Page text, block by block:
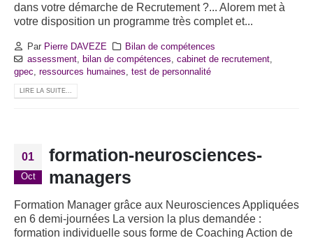
dans votre démarche de Recrutement ?... Alorem met à
votre disposition un programme très complet et...
Par Pierre DAVEZE
Bilan de compétences
assessment, bilan de compétences, cabinet de recrutement,
gpec, ressources humaines, test de personnalité
LIRE LA SUITE...
01
Oct
formation-neurosciences-
managers
Formation Manager grâce aux Neurosciences Appliquées
en 6 demi-journées La version la plus demandée :
formation individuelle sous forme de Coaching Action de